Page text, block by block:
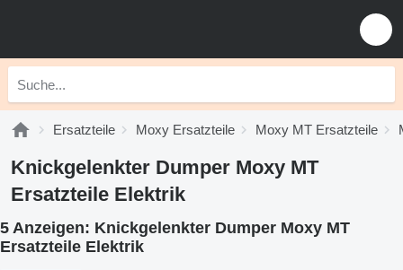
Ersatzteile Moxy Ersatzteile Moxy MT Ersatzteile
Knickgelenkter Dumper Moxy MT
Ersatzteile Elektrik
5 Anzeigen: Knickgelenkter Dumper Moxy MT
Ersatzteile Elektrik